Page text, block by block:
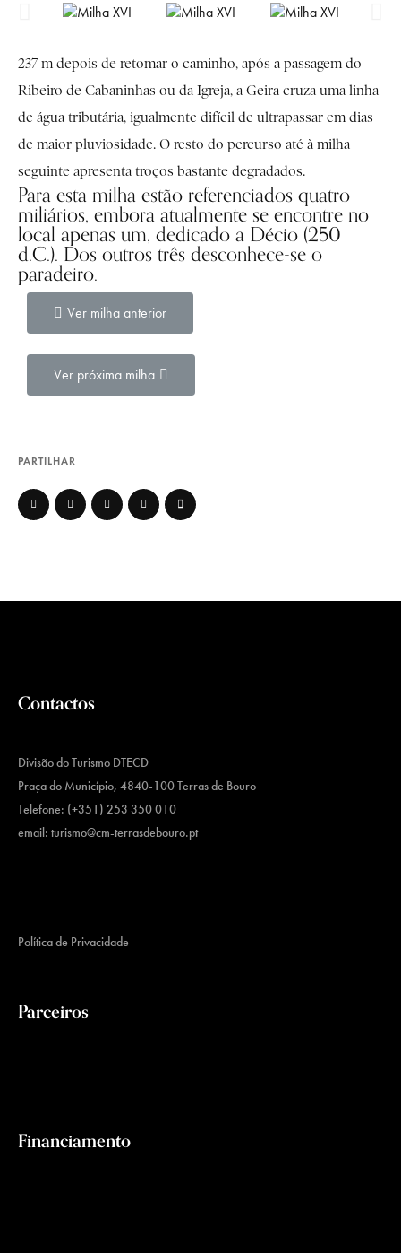
237 m depois de retomar o caminho, após a passagem do
Ribeiro de Cabaninhas ou da Igreja, a Geira cruza uma linha
de água tributária, igualmente difícil de ultrapassar em dias
de maior pluviosidade. O resto do percurso até à milha
seguinte apresenta troços bastante degradados.
Para esta milha estão referenciados quatro
miliários, embora atualmente se encontre no
local apenas um, dedicado a Décio (250
d.C.). Dos outros três desconhece-se o
paradeiro.
Ver milha anterior
Ver próxima milha
PARTILHAR
Contactos
Divisão do Turismo DTECD
Praça do Município, 4840-100 Terras de Bouro
Telefone: (+351) 253 350 010
email: turismo@cm-terrasdebouro.pt
Política de Privacidade
Parceiros
Financiamento